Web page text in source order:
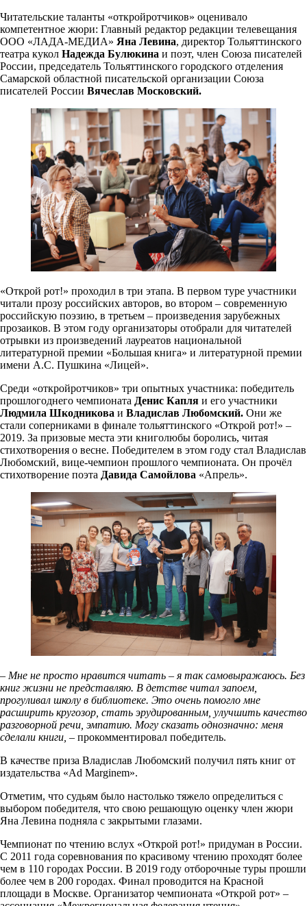
Читательские таланты «откройротчиков» оценивало
компетентное жюри: Главный редактор редакции телевещания
ООО «ЛАДА-МЕДИА» Яна Левина, директор Тольяттинского
театра кукол Надежда Булюкина и поэт, член Союза писателей
России, председатель Тольяттинского городского отделения
Самарской областной писательской организации Союза
писателей России Вячеслав Московский.
«Открой рот!» проходил в три этапа. В первом туре участники
читали прозу российских авторов, во втором – современную
российскую поэзию, в третьем – произведения зарубежных
прозаиков. В этом году организаторы отобрали для читателей
отрывки из произведений лауреатов национальной
литературной премии «Большая книга» и литературной премии
имени А.С. Пушкина «Лицей».
Среди «откройротчиков» три опытных участника: победитель
прошлогоднего чемпионата Денис Капля и его участники
Людмила Шкодникова и Владислав Любомский. Они же
стали соперниками в финале тольяттинского «Открой рот!» –
2019. За призовые места эти книголюбы боролись, читая
стихотворения о весне. Победителем в этом году стал Владислав
Любомский, вице-чемпион прошлого чемпионата. Он прочёл
стихотворение поэта Давида Самойлова «Апрель».
– Мне не просто нравится читать – я так самовыражаюсь. Без
книг жизни не представляю. В детстве читал запоем,
прогуливал школу в библиотеке. Это очень помогло мне
расширить кругозор, стать эрудированным, улучшить качество
разговорной речи, эмпатию. Могу сказать однозначно: меня
сделали книги, – прокомментировал победитель.
В качестве приза Владислав Любомский получил пять книг от
издательства «Ad Marginem».
Отметим, что судьям было настолько тяжело определиться с
выбором победителя, что свою решающую оценку член жюри
Яна Левина подняла с закрытыми глазами.
Чемпионат по чтению вслух «Открой рот!» придуман в России.
С 2011 года соревнования по красивому чтению проходят более
чем в 110 городах России. В 2019 году отборочные туры прошли
более чем в 200 городах. Финал проводится на Красной
площади в Москве. Организатор чемпионата «Открой рот» –